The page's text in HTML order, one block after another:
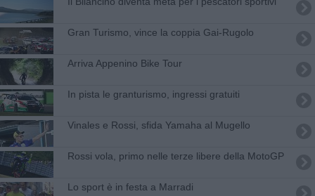
Gran Turismo, vince la coppia Gai-Rugolo
Arriva Appenino Bike Tour
In pista le granturismo, ingressi gratuiti
Vinales e Rossi, sfida Yamaha al Mugello
Rossi vola, primo nelle terze libere della MotoGP
Lo sport è in festa a Marradi